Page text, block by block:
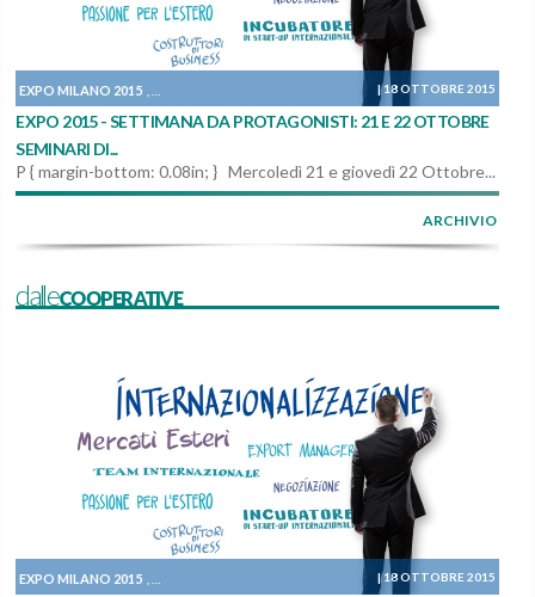
EXPO MILANO 2015 |18 OTTOBRE 2015
EXPO 2015 - SETTIMANA DA PROTAGONISTI: 21 E 22 OTTOBRE
SEMINARI DI...
P { margin-bottom: 0.08in; } Mercoledì 21 e giovedì 22 Ottobre...
ARCHIVIO
dalleCOOPERATIVE
EXPO MILANO 2015 |18 OTTOBRE 2015